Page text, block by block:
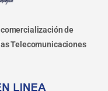
de
Telecomunicaciones